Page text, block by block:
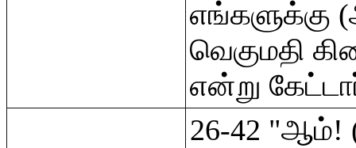
எங்களுக்கு
வெகுமதி
என்று
26-42 "ஆம்!